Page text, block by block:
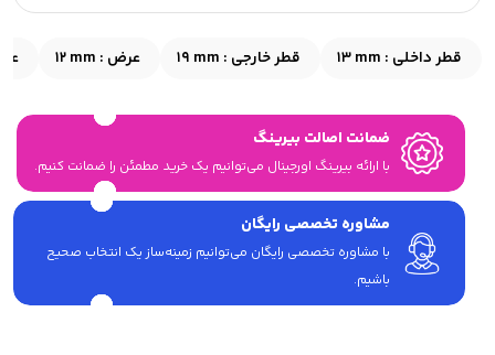
قطر داخلی : 13 mm قطر خارجی : 19 mm عرض : 12 mm
ضمانت اصالت بیرینگ
با ارائه بیرینگ اورجینال می‎‌توانیم یک خرید مطمئن را ضمانت کنیم.
مشاوره تخصصی رایگان
با مشاوره تخصصی رایگان می‌توانیم زمینه‌ساز یک انتخاب صحیح
باشیم.